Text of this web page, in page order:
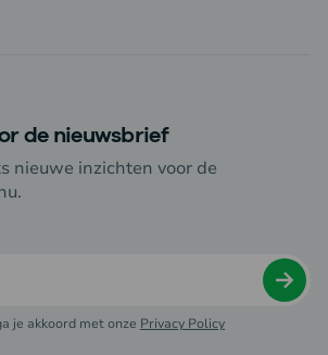
de nieuwsbrief
nieuwe inzichten voor de
je akkoord met onze Privacy Policy